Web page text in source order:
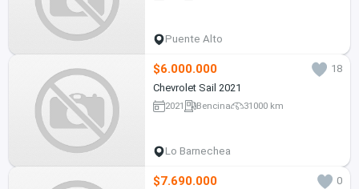
Puente Alto
$6.000.000
18
Chevrolet Sail 2021
2021 Bencina 31000 km
Lo Barnechea
$7.690.000 0